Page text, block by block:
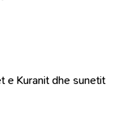
e Kuranit dhe sunetit